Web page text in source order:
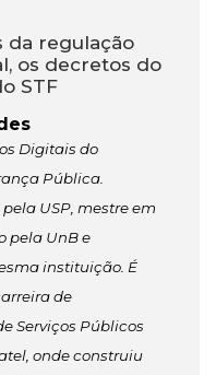
da regulação
os decretos do
STF
Digitais do
Pública.
USP, mestre em
pela UnB e
instituição. É
de
Serviços Públicos
onde construiu